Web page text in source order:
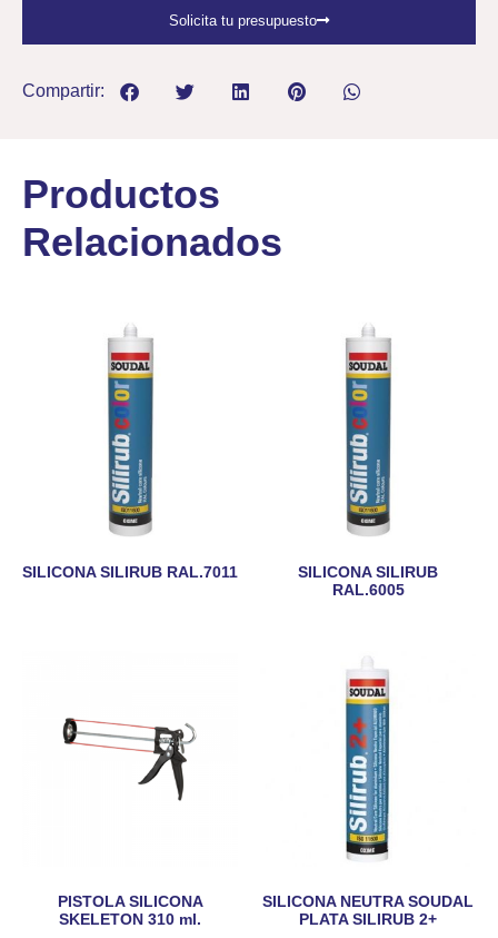
Solicita tu presupuesto
Compartir:
Productos
Relacionados
SILICONA SILIRUB RAL.7011
SILICONA SILIRUB
RAL.6005
PISTOLA SILICONA
SKELETON 310 ml.
SILICONA NEUTRA SOUDAL
PLATA SILIRUB 2+